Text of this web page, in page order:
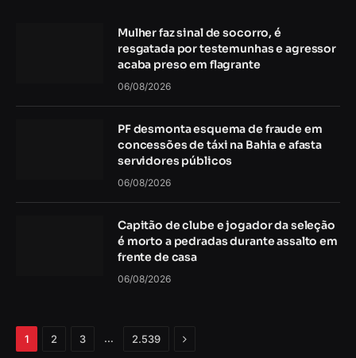
Mulher faz sinal de socorro, é
resgatada por testemunhas e agressor
acaba preso em flagrante
06/08/2026
PF desmonta esquema de fraude em
concessões de táxi na Bahia e afasta
servidores públicos
06/08/2026
Capitão de clube e jogador da seleção
é morto a pedradas durante assalto em
frente de casa
06/08/2026
1 2 3 … 2.539 Próximo